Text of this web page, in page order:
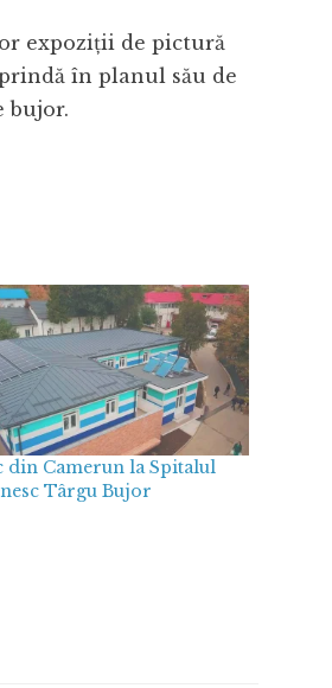
expoziţii de pictură
în planul său de
bujor.
din Camerun la Spitalul
Târgu Bujor